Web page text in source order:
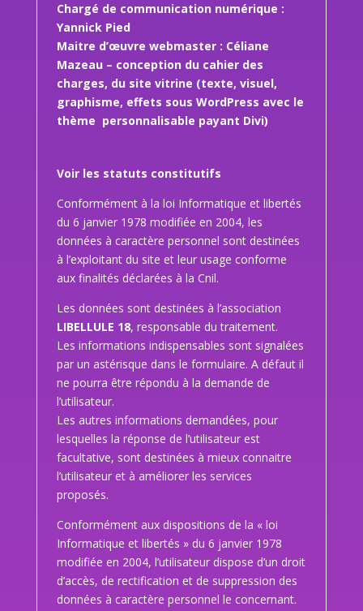
Chargé de communication numérique :
Yannick Pied
Maitre d’œuvre webmaster : Céliane
Mazeau – conception du cahier des
charges, du site vitrine (texte, visuel,
graphisme, effets sous WordPress avec le
thème personnalisable payant Divi)
Voir les statuts constitutifs
Conformément à la loi Informatique et libertés
du 6 janvier 1978 modifiée en 2004, les
données à caractère personnel sont destinées
à l’exploitant du site et leur usage conforme
aux finalités déclarées à la Cnil.
Les données sont destinées à l’association
LIBELLULE 18, responsable du traitement.
Les informations indispensables sont signalées
par un astérisque dans le formulaire. A défaut il
ne pourra être répondu à la demande de
l’utilisateur.
Les autres informations demandées, pour
lesquelles la réponse de l’utilisateur est
facultative, sont destinées à mieux connaitre
l’utilisateur et à améliorer les services
proposés.
Conformément aux dispositions de la « loi
Informatique et libertés » du 6 janvier 1978
modifiée en 2004, l’utilisateur dispose d’un droit
d’accès, de rectification et de suppression des
données à caractère personnel le concernant.